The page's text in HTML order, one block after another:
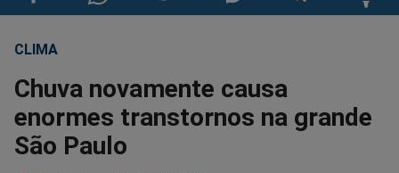
Compartilhar
no
Facebook
no
Whatsapp
no
no
no
CLIMA
Chuva novamente causa
enormes transtornos na grande
São Paulo